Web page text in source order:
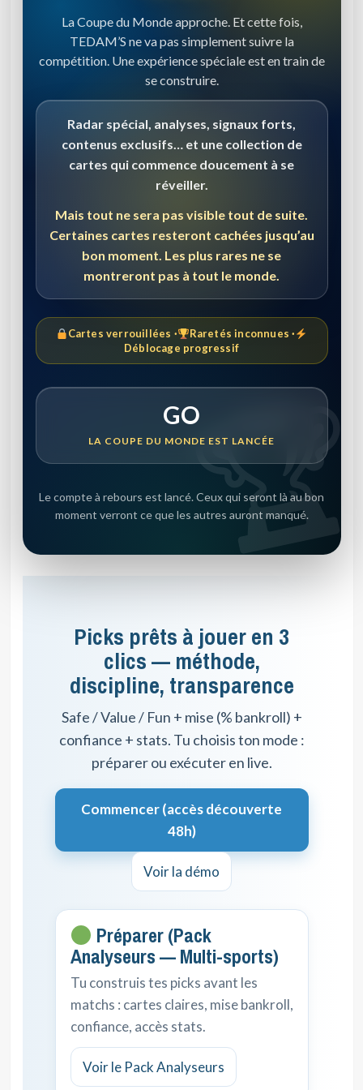
La Coupe du Monde approche. Et cette fois,
TEDAM’S ne va pas simplement suivre la
compétition. Une expérience spéciale est en train de
se construire.
Radar spécial, analyses, signaux forts,
contenus exclusifs… et une collection de
cartes qui commence doucement à se
réveiller.
Mais tout ne sera pas visible tout de suite.
Certaines cartes resteront cachées jusqu’au
bon moment. Les plus rares ne se
montreront pas à tout le monde.
Cartes verrouillées ·
Raretés inconnues ·
Déblocage progressif
GO
LA COUPE DU MONDE EST LANCÉE
Le compte à rebours est lancé. Ceux qui seront là au bon
moment verront ce que les autres auront manqué.
Picks prêts à jouer en 3
clics — méthode,
discipline, transparence
Safe / Value / Fun + mise (% bankroll) +
confiance + stats. Tu choisis ton mode :
préparer ou exécuter en live.
Commencer (accès découverte
48h)
Voir la démo
Préparer (Pack
Analyseurs — Multi-sports)
Tu construis tes picks avant les
matchs : cartes claires, mise bankroll,
confiance, accès stats.
Voir le Pack Analyseurs